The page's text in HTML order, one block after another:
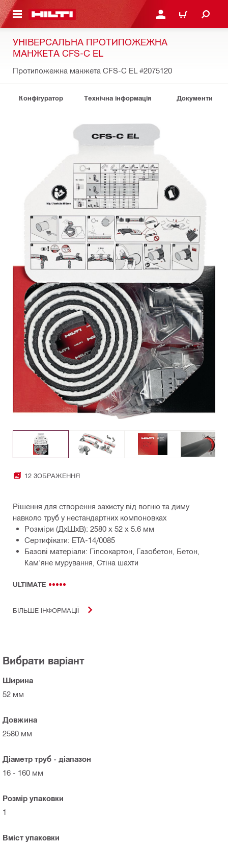
ЗМІСТУ УВІЙТИ АБО
КОШИК
УНІВЕРСАЛЬНА ПРОТИПОЖЕЖНА
МАНЖЕТА CFS-C EL
Протипожежна манжета CFS-C EL #2075120
Конфігуратор Технічна інформація Документи
12 ЗОБРАЖЕННЯ
Рішення для створення захисту від вогню та диму
навколо труб у нестандартних компоновках
Розміри (ДхШхВ): 2580 x 52 x 5.6 мм
Сертифікати: ETA-14/0085
Базові матеріали: Гіпсокартон, Газобетон, Бетон,
Кам'яне мурування, Стіна шахти
ULTIMATE
БІЛЬШЕ ІНФОРМАЦІЇ
Вибрати варіант
Ширина
52 мм
Довжина
2580 мм
Діаметр труб - діапазон
16 - 160 мм
Розмір упаковки
1
Вміст упаковки